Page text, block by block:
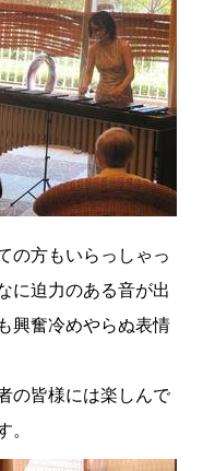
の方もいらっしゃっ
に迫力のある音が出
興奮冷めやらぬ表情
の皆様には楽しんで
。